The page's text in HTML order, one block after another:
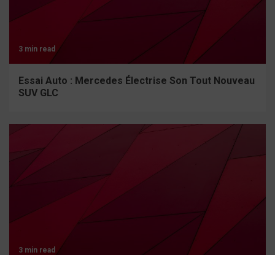
3 min read
Essai Auto : Mercedes Électrise Son Tout Nouveau
SUV GLC
3 min read